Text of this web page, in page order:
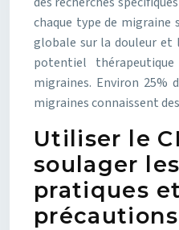
chaque type de
globale sur la douleur et
potentiel
migraines. Environ 25%
migraines connaissent
Utiliser le
soulager
pratiques et
précautions